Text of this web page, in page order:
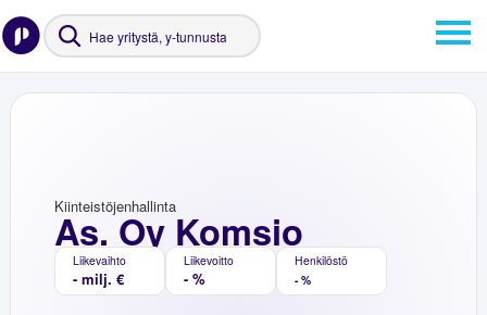
As. Oy Komsio
Kiinteistöjenhallinta
Liikevaihto
- milj. €
Liikevoitto
- %
Henkilöstö
- %